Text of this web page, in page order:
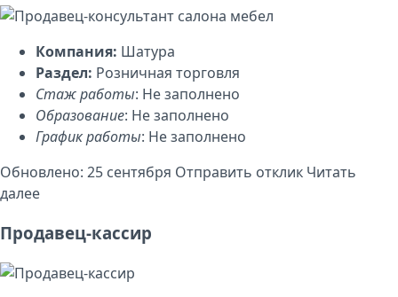
Компания: Шатура
Раздел: Розничная торговля
Стаж работы: Не заполнено
Образование: Не заполнено
График работы: Не заполнено
Обновлено: 25 сентября Отправить отклик Читать
далее
Продавец-кассир